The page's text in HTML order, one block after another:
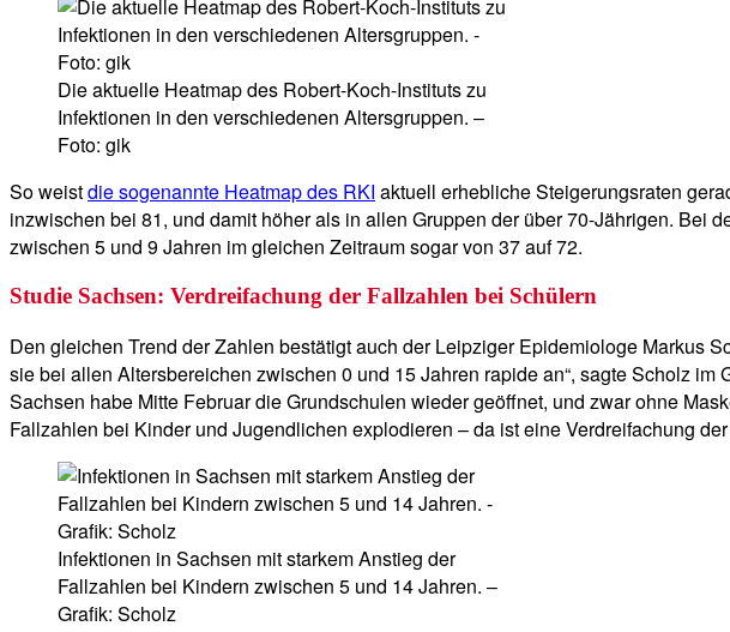
Die aktuelle Heatmap des Robert-Koch-Instituts zu
Infektionen in den verschiedenen Altersgruppen. –
Foto: gik
So weistdie sogenannte Heatmap des RKI aktuell erhebliche Steigerungsraten
inzwischen bei 81, und damit höher als in allen Gruppen der über 70-Jährigen. Bei
zwischen 5 und 9 Jahren im gleichen Zeitraum sogar von 37 auf 72.
Studie Sachsen: Verdreifachung der Fallzahlen bei Schülern
Den gleichen Trend der Zahlen bestätigt auch der Leipziger Epidemiologe Markus
sie bei allen Altersbereichen zwischen 0 und 15 Jahren rapide an“, sagte Scholz
Sachsen habe Mitte Februar die Grundschulen wieder geöffnet, und zwar ohne
Fallzahlen bei Kinder und Jugendlichen explodieren – da ist eine Verdreifachung
Infektionen in Sachsen mit starkem Anstieg der
Fallzahlen bei Kindern zwischen 5 und 14 Jahren. –
Grafik: Scholz